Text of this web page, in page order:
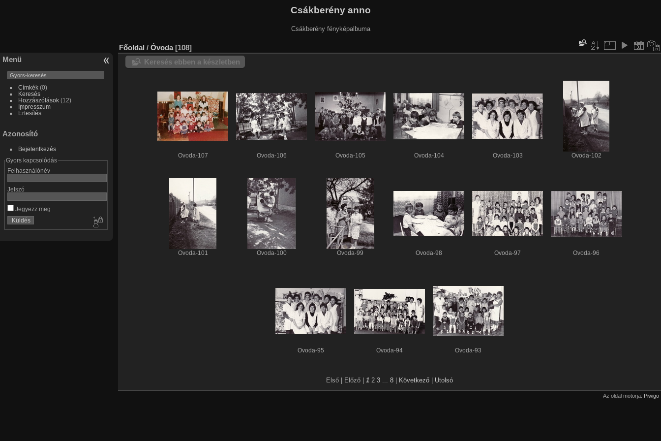
Csákberény anno
Csákberény fényképalbuma
Menü
Címkék(0)
Keresés
Hozzászólások(12)
Impresszum
Értesítés
Azonosító
Bejelentkezés
Gyors kapcsolódás
Felhasználónév
Jelszó
Jegyezz meg
Főoldal / Óvoda 108
Keresés ebben a készletben
Ovoda-107 Ovoda-106 Ovoda-105 Ovoda-104 Ovoda-103 Ovoda-102
Ovoda-101 Ovoda-100 Ovoda-99 Ovoda-98 Ovoda-97 Ovoda-96
Ovoda-95 Ovoda-94 Ovoda-93
Első | Előző | 1 2 3 8 Következő Utolsó
Az oldal motorja: Piwigo